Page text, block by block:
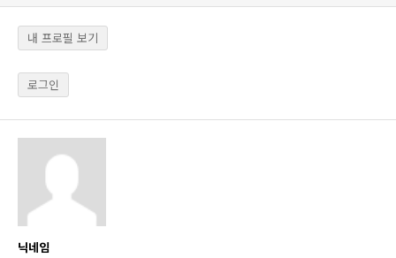
내 프로필 보기
로그인
닉네임